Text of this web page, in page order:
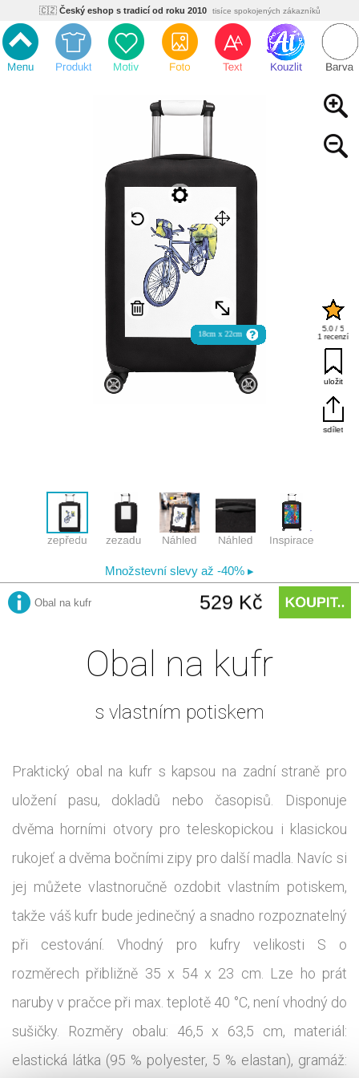
🇨🇿 Český eshop s tradicí od roku 2010 tisíce spokojených zákazníků
Ekologický a zdravotně nezávadný žádná čína, barvy s certifikáty
💡Inovativní výroba vlastní vývoj, nejnovější technologie
Rychlé dodání expedujeme do 24h
jsme přímý výrobce, žádný zprostředkovatel
Obal na kufr
s vlastním potiskem
Praktický obal na kufr s kapsou na zadní straně pro
uložení pasu, dokladů nebo časopisů. Disponuje
dvěma horními otvory pro teleskopickou i klasickou
rukojeť a dvěma bočními zipy pro další madla. Navíc si
jej můžete vlastnoručně ozdobit vlastním potiskem,
takže váš kufr bude jedinečný a snadno rozpoznatelný
při cestování. Vhodný pro kufry velikosti S o
rozměrech přibližně 35 x 54 x 23 cm. Lze ho prát
naruby v pračce při max. teplotě 40 °C, není vhodný do
sušičky. Rozměry obalu: 46,5 x 63,5 cm, materiál:
elastická látka (95 % polyester, 5 % elastan), gramáž: